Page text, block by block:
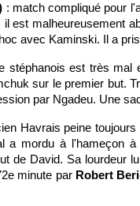
: match compliqué pour
est malheureusement
avec Kaminski. Il a
stéphanois est très
sur le premier but.
par Ngadeu. Une
Havrais peine
a mordu à l'hameçon
de David. Sa lourdeur
minute par Robert